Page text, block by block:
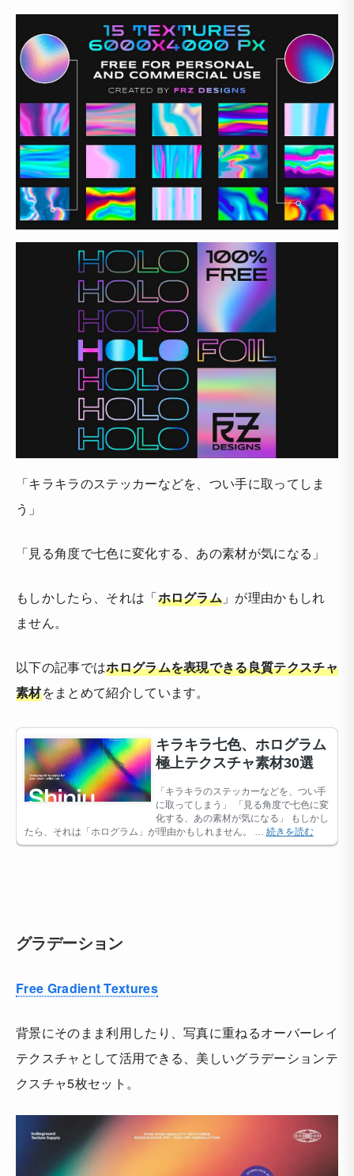
「キラキラのステッカーなどを、つい手に取ってしま
う」
「見る角度で七色に変化する、あの素材が気になる」
もしかしたら、それは「ホログラム 」が理由かもしれ
ません。
以下の記事ではホログラムを表現できる良質テクスチャ
素材をまとめて紹介しています。
グラデーション
Free Gradient Textures
背景にそのまま利用したり、写真に重ねるオーバーレイ
テクスチャとして活用できる、美しいグラデーションテ
クスチャ5枚セット。